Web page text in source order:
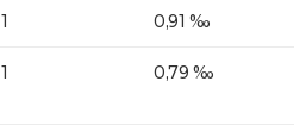
1 0,91 ‰
1 0,79 ‰